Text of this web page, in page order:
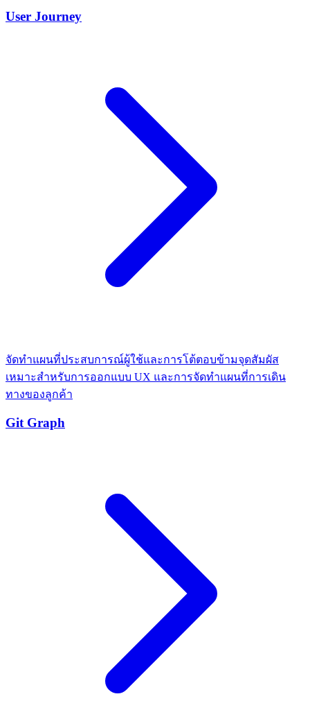
User Journey
จัดทำแผนที่ประสบการณ์ผู้ใช้และการโต้ตอบข้ามจุดสัมผัส
เหมาะสำหรับการออกแบบ UX และการจัดทำแผนที่การเดิน
ทางของลูกค้า
Git Graph